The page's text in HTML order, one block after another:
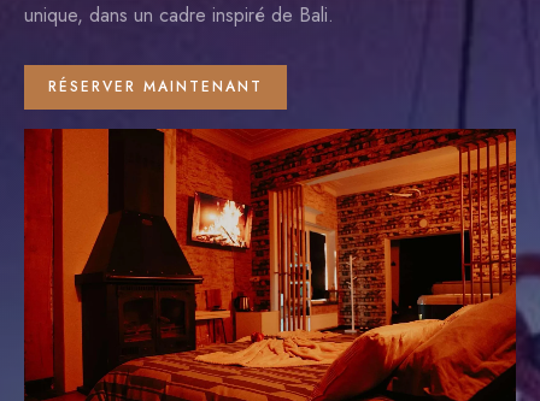
unique, dans un cadre inspiré de Bali.
RÉSERVER MAINTENANT